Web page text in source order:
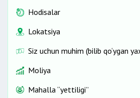
Hodisalar
Lokatsiya
Siz uchun muhim (bilib qo‘ygan
Moliya
Mahalla “yettiligi”